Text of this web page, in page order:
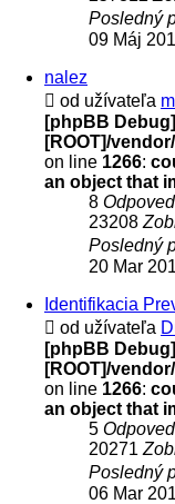
Posledný
09 Máj
nalez
od užívateľa
[phpBB
[ROOT]/
on line 1266:
an object that
8
23208
Posledný
20 Mar
Identifikacia
od užívateľa
[phpBB
[ROOT]/
on line 1266:
an object that
5
20271
Posledný
06 Mar